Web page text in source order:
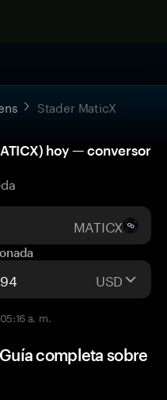
Stader MaticX
hoy — conversor
MATICX
USD
a. m.
completa sobre